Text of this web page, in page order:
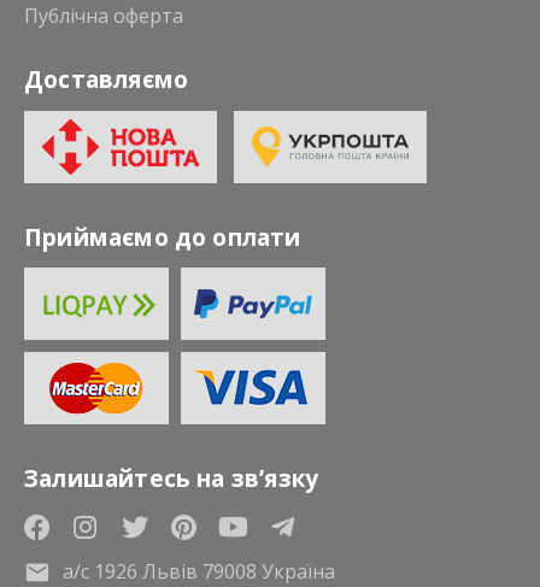
Публічна оферта
Доставляємо
Приймаємо до оплати
Залишайтесь на зв’язку
а/с 1926 Львів 79008 Україна